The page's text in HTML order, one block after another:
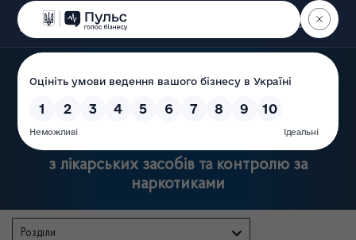
Пошук
Державна служба України
з лікарських засобів та контролю за
наркотиками
Розділи